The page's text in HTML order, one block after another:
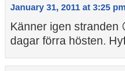
January 31, 2011 at 3:25 pm
Känner igen stranden
dagar förra hösten.